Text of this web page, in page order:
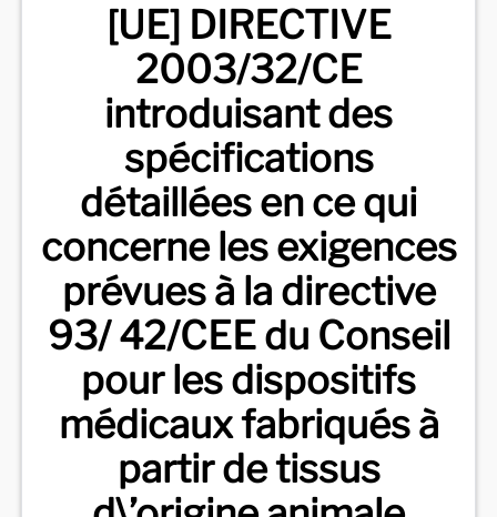
[UE] DIRECTIVE
2003/32/CE
introduisant des
spécifications
détaillées en ce qui
concerne les exigences
prévues à la directive
93/ 42/CEE du Conseil
pour les dispositifs
médicaux fabriqués à
partir de tissus